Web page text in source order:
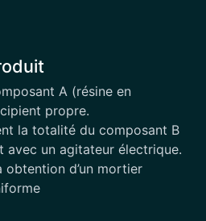
A (résine en
propre.
la totalité du composant B
avec un agitateur électrique.
obtention d’un mortier